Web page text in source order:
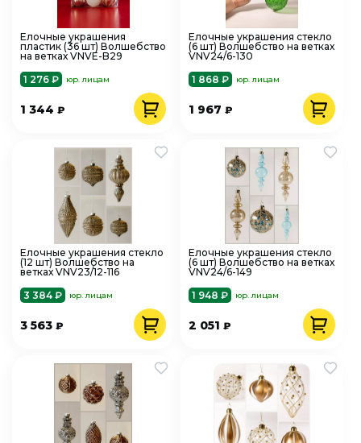
Елочные украшения
пластик (36 шт) Волшебство
на ветках VNVE-B29
1 276 ₽
юр. лицам
1 344 ₽
Елочные украшения стекло
(6 шт) Волшебство на ветках
VNV24/6-130
1 868 ₽
юр. лицам
1 967₽
Елочные украшения стекло
(12 шт) Волшебство на
ветках VNV23/12-116
3 384 ₽
юр. лицам
3 563 ₽
Елочные украшения стекло
(6 шт) Волшебство на ветках
VNV24/6-149
1 948 ₽
юр. лицам
2 051₽